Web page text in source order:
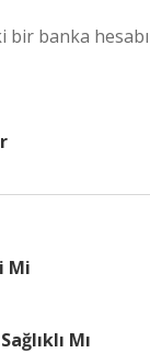
bir banka
Mi
Mı